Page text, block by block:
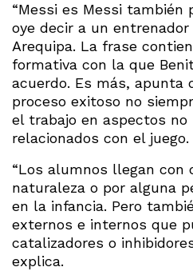
“Messi es Messi también
oye decir a un
Arequipa. La frase
formativa con la que
acuerdo. Es más, apunta
proceso exitoso no
el trabajo en aspectos no
relacionados con el juego.
“Los alumnos llegan con
naturaleza o por alguna
en la infancia. Pero
externos e internos que
catalizadores o
explica.